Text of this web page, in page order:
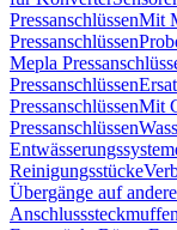
PressanschlüssenMit
Pressanschlüssen
Mepla
Pressanschlüssen
PressanschlüssenMit
Pressanschlüssen
Reinigungsstücke
Übergänge auf
Anschlusssteckmuffen